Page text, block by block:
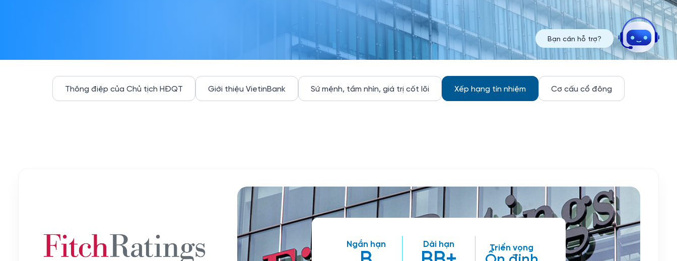
Thông điệp của Chủ tịch HĐQT Giới thiệu VietinBank Sứ mệnh, tầm nhìn, giá trị cốt lõi Xếp hạng tín nhiệm Cơ cấu cổ đông
Ngắn hạn Dài hạn Triển vọng
Bạn cần hỗ trợ?